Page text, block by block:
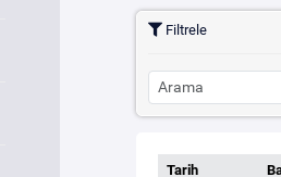
Filtrele
Tarih